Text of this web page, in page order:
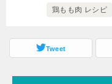
鶏もも肉 レシピ
Tweet